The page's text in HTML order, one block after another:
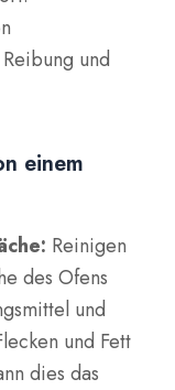
und
einem
Reinigen
des Ofens
und
und Fett
dies das